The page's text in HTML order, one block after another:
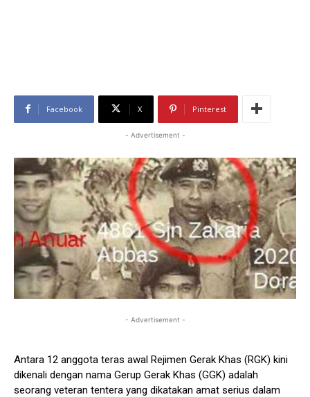
Facebook X Pinterest
- Advertisement -
- Advertisement -
Antara 12 anggota teras awal Rejimen Gerak Khas (RGK) kini
dikenali dengan nama Gerup Gerak Khas (GGK) adalah
seorang veteran tentera yang dikatakan amat serius dalam